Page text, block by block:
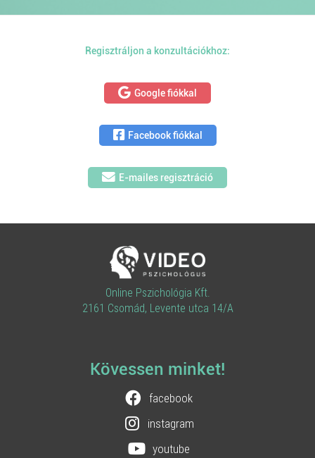
Regisztráljon a konzultációkhoz:
Google fiókkal
Facebook fiókkal
E-mailes regisztráció
Online Pszichológia Kft.
2161 Csomád, Levente utca 14/A
Kövessen minket!
facebook
instagram
youtube